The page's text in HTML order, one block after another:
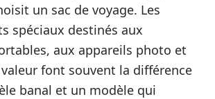
un sac de voyage. Les
spéciaux destinés aux
aux appareils photo et
font souvent la différence
banal et un modèle qui